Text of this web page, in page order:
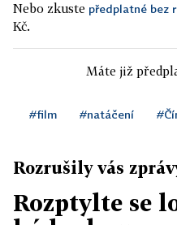
Nebo zkuste předplatné bez
Kč.
Máte již
#film #natáčení
Rozrušily vás
Rozptylte se